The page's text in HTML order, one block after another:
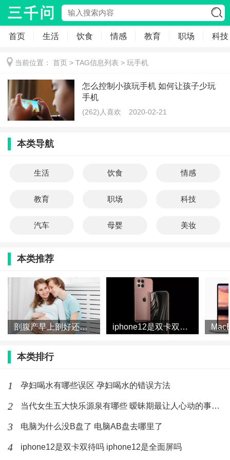
首页 生活 饮食 情感 教育 职场 科技
当前位置： 首页 > TAG信息列表 > 玩手机
怎么控制小孩玩手机 如何让孩子少玩
手机
(262)人喜欢 2020-02-21
本类导航
生活 饮食 情感
教育 职场 科技
汽车 母婴 美妆
本类推荐
剖腹产早上剖好还是下午剖好 剖腹产一天中什么时间最好 iphone12是双卡双待吗 iphone12是全面屏吗
本类排行
1 孕妇喝水有哪些误区 孕妇喝水的错误方法
2 当代女生五大快乐源泉有哪些 暧昧期最让人心动的事有哪些
3 电脑为什么没B盘了 电脑AB盘去哪里了
4 iphone12是双卡双待吗 iphone12是全面屏吗